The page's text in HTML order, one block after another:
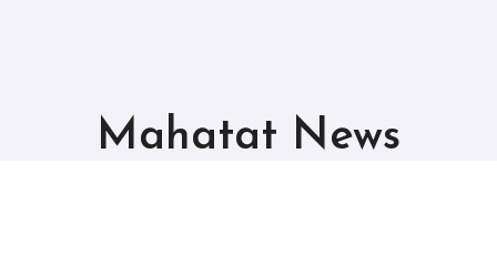
Mahatat News